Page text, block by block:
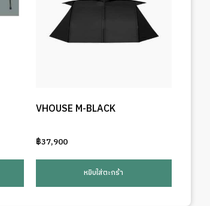
This
has
VHOUSE M-BLACK
฿37,900
หยิบใส่ตะกร้า